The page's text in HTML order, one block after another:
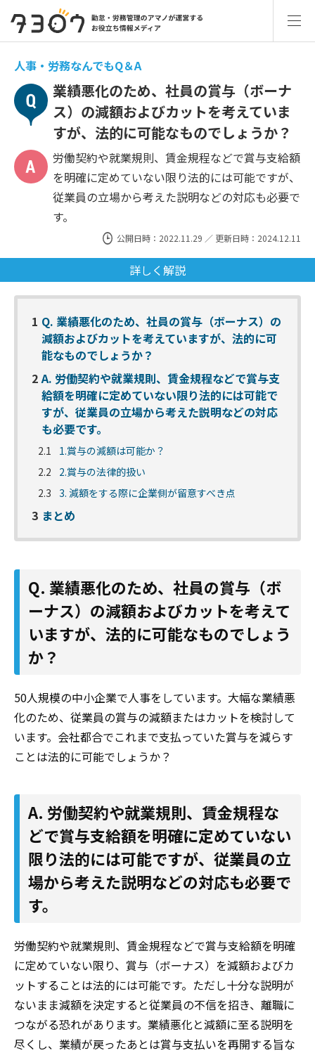
人事・労務なんでもQ＆A
業績悪化のため、社員の賞与（ボーナ
ス）の減額およびカットを考えていま
すが、法的に可能なものでしょうか？
労働契約や就業規則、賃金規程などで賞与支給額
を明確に定めていない限り法的には可能ですが、
従業員の立場から考えた説明などの対応も必要で
す。
公開日時：2022.11.29 ／ 更新日時：2024.12.11
詳しく解説
1 Q. 業績悪化のため、社員の賞与（ボーナス）の
減額およびカットを考えていますが、法的に可
能なものでしょうか？
2 A. 労働契約や就業規則、賃金規程などで賞与支
給額を明確に定めていない限り法的には可能で
すが、従業員の立場から考えた説明などの対応
も必要です。
2.1
1.賞与の減額は可能か？
2.2
2.賞与の法律的扱い
2.3 3. 減額をする際に企業側が留意すべき点
3 まとめ
Q. 業績悪化のため、社員の賞与（ボ
ーナス）の減額およびカットを考えて
いますが、法的に可能なものでしょう
か？
50人規模の中小企業で人事をしています。大幅な業績悪
化のため、従業員の賞与の減額またはカットを検討して
います。会社都合でこれまで支払っていた賞与を減らす
ことは法的に可能でしょうか？
A. 労働契約や就業規則、賃金規程な
どで賞与支給額を明確に定めていない
限り法的には可能ですが、従業員の立
場から考えた説明などの対応も必要で
す。
労働契約や就業規則、賃金規程などで賞与支給額を明確
に定めていない限り、賞与（ボーナス）を減額およびカ
ットすることは法的には可能です。ただし十分な説明が
ないまま減額を決定すると従業員の不信を招き、離職に
つながる恐れがあります。業績悪化と減額に至る説明を
尽くし、業績が戻ったあとは賞与支払いを再開する旨な